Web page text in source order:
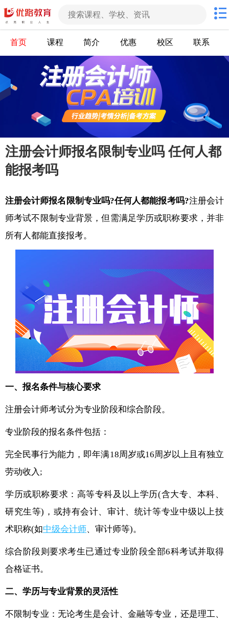
首页 课程 简介 优惠 校区 联系
注册会计师报名限制专业吗 任何人都
能报考吗
注册会计师报名限制专业吗?任何人都能报考吗?注册会计
师考试不限制专业背景，但需满足学历或职称要求，并非
所有人都能直接报考。
一、报名条件与核心要求
注册会计师考试分为专业阶段和综合阶段。
专业阶段的报名条件包括：
完全民事行为能力，即年满18周岁或16周岁以上且有独立
劳动收入;
学历或职称要求：高等专科及以上学历(含大专、本科、
研究生等)，或持有会计、审计、统计等专业中级以上技
术职称(如中级会计师、审计师等)。
综合阶段则要求考生已通过专业阶段全部6科考试并取得
合格证书。
二、学历与专业背景的灵活性
不限制专业：无论考生是会计、金融等专业，还是理工、